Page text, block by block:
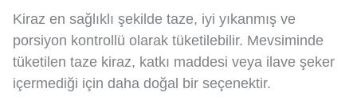
Kiraz en sağlıklı şekilde taze, iyi yıkanmış ve
porsiyon kontrollü olarak tüketilebilir. Mevsiminde
tüketilen taze kiraz, katkı maddesi veya ilave şeker
içermediği için daha doğal bir seçenektir.